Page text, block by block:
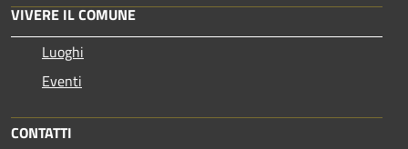
VIVERE IL COMUNE
Luoghi
Eventi
CONTATTI